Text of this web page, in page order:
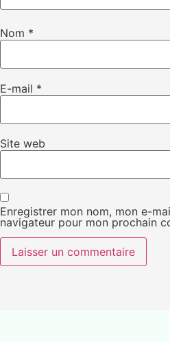
Nom *
E-mail *
Site web
Enregistrer mon nom, mon e-
navigateur pour mon prochain